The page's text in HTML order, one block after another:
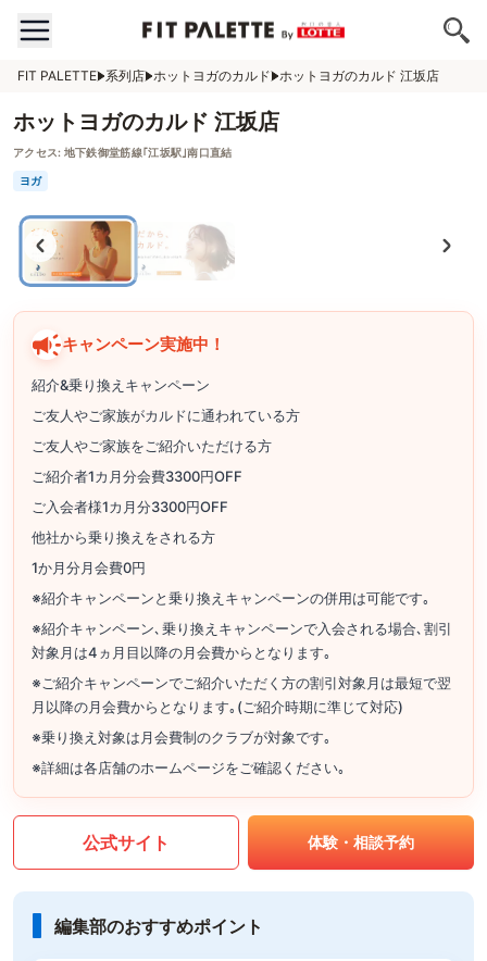
FIT PALETTE 系列店 ホットヨガのカルド ホットヨガのカルド 江坂店
ホットヨガのカルド 江坂店
アクセス: 地下鉄御堂筋線｢江坂駅｣南口直結
ヨガ
キャンペーン実施中！
紹介&乗り換えキャンペーン
ご友人やご家族がカルドに通われている方
ご友人やご家族をご紹介いただける方
ご紹介者1カ月分会費3300円OFF
ご入会者様1カ月分3300円OFF
他社から乗り換えをされる方
1か月分月会費0円
※紹介キャンペーンと乗り換えキャンペーンの併用は可能です｡
※紹介キャンペーン､乗り換えキャンペーンで入会される場合､割引
対象月は4ヵ月目以降の月会費からとなります｡
※ご紹介キャンペーンでご紹介いただく方の割引対象月は最短で翌
月以降の月会費からとなります｡(ご紹介時期に準じて対応)
※乗り換え対象は月会費制のクラブが対象です｡
※詳細は各店舗のホームページをご確認ください｡
公式サイト 体験・相談予約
編集部のおすすめポイント